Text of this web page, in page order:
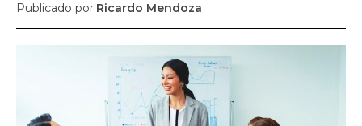
Welcome to Liberty Case
Publicado por Ricardo Mendoza